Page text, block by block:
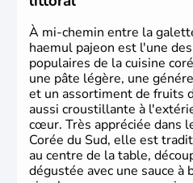
À mi-chemin entre la
haemul pajeon est l'une
populaires de la cuisine
une pâte légère, une
et un assortiment de fruits
aussi croustillante à
cœur. Très appréciée dans
Corée du Sud, elle est
au centre de la table,
dégustée avec une sauce à